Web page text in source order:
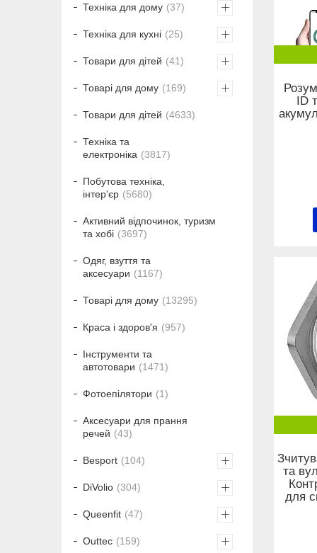
ID
та
для
Техніка для дому 37
Техніка для кухні 25
Товари для дітей 41
Товарі для дому 169
Товари для дітей 4633
Техніка та
електроніка
3817
Побутова техніка,
інтер'єр
5680
Активний відпочинок, туризм
та хобі
3697
Одяг, взуття та
аксесуари
1167
Товарі для дому 13295
Краса і здоров'я 957
Інструменти та
автотовари
1471
Фотоепілятори 1
Аксесуари для прання
речей
43
Besport 104
DiVolio 304
Queenfit 47
Outtec 159